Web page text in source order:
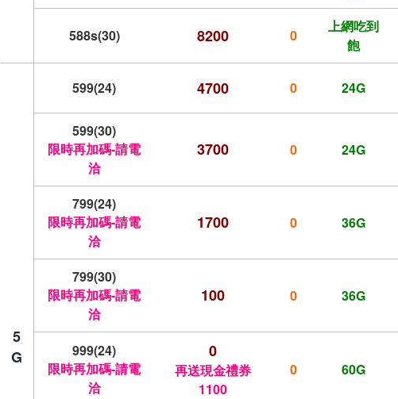
588s(30) 8200 0
上網吃到
飽
5
G
599(24) 4700 0 24G
599(30)
限時再加碼-請電
洽
3700 0 24G
799(24)
限時再加碼-請電
洽
1700 0 36G
799(30)
限時再加碼-請電
洽
100 0 36G
999(24)
限時再加碼-請電
洽
0
再送現金禮券
1100
0 60G